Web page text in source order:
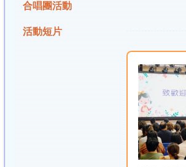
合唱團活動
活動短片